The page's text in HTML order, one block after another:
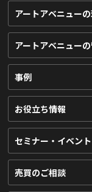
アートアベニュー
アートアベニュー
事例
お役立ち情報
セミナー・イベント
売買のご相談